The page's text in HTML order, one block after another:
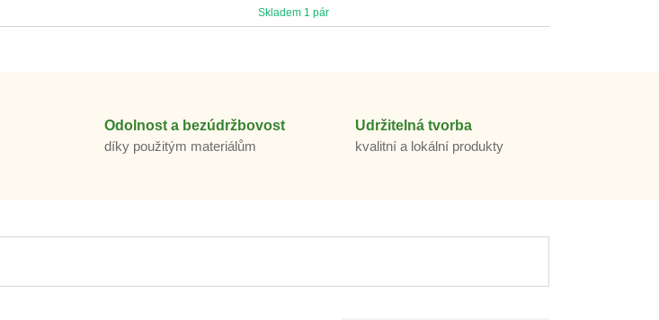
Skladem 1 pár
Odolnost a bezúdržbovost
díky použitým materiálům
Udržitelná tvorba
kvalitní a lokální produkty